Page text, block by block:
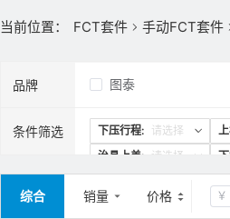
当前位置： FCT套件 手动FCT套件
品牌 图泰
条件筛选 下压行程: 请选择
治具上盖:
请选择
综合 销量 价格 ￥